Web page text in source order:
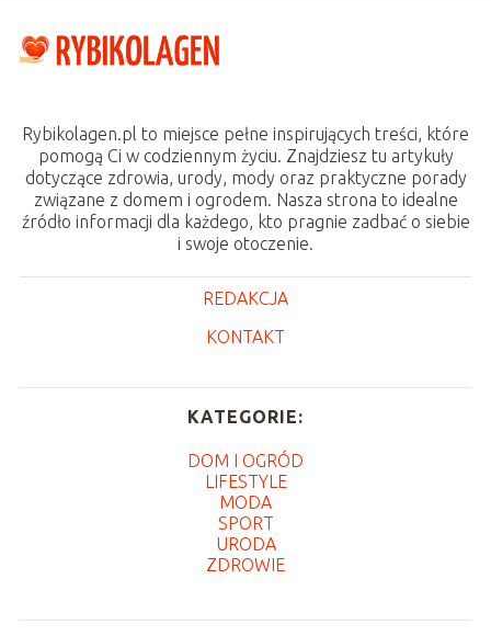
Rybikolagen.pl to miejsce pełne inspirujących treści, które
pomogą Ci w codziennym życiu. Znajdziesz tu artykuły
dotyczące zdrowia, urody, mody oraz praktyczne porady
związane z domem i ogrodem. Nasza strona to idealne
źródło informacji dla każdego, kto pragnie zadbać o siebie
i swoje otoczenie.
REDAKCJA
KONTAKT
KATEGORIE:
DOM I OGRÓD
LIFESTYLE
MODA
SPORT
URODA
ZDROWIE